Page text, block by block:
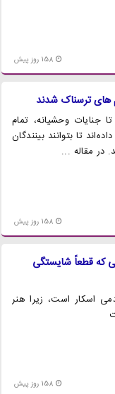
158 روز پیش
جنایات وحشیانه، تمام
تا بتوانند بینندگان
در مقاله ...
158 روز پیش
که قطعاً شایستگی
اسکار است، زیرا هنر
158 روز پیش